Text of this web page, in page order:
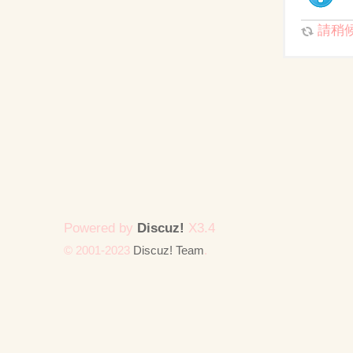
請稍
Powered by Discuz! X3.4
© 2001-2023 Discuz! Team.